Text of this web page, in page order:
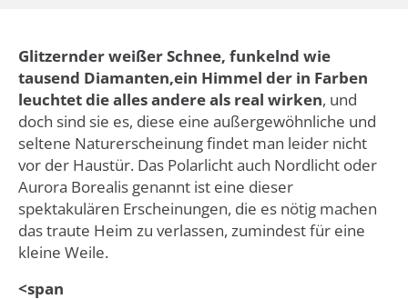
Glitzernder weißer Schnee, funkelnd wie
tausend Diamanten,ein Himmel der in Farben
leuchtet die alles andere als real wirken, und
doch sind sie es, diese eine außergewöhnliche und
seltene Naturerscheinung findet man leider nicht
vor der Haustür. Das Polarlicht auch Nordlicht oder
Aurora Borealis genannt ist eine dieser
spektakulären Erscheinungen, die es nötig machen
das traute Heim zu verlassen, zumindest für eine
kleine Weile.
<span